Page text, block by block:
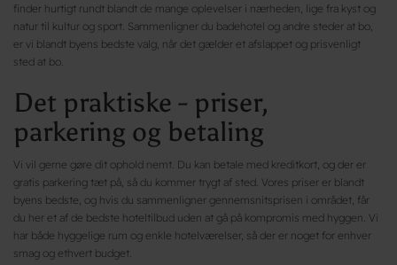
finder hurtigt rundt blandt de mange oplevelser i nærheden, lige fra kyst og
natur til kultur og sport. Sammenligner du badehotel og andre steder at bo,
er vi blandt byens bedste valg, når det gælder et afslappet og prisvenligt
sted at bo.
Det praktiske - priser,
parkering og betaling
Vi vil gerne gøre dit ophold nemt. Du kan betale med kreditkort, og der er
gratis parkering tæt på, så du kommer trygt af sted. Vores priser er blandt
byens bedste, og hvis du sammenligner gennemsnitsprisen i området, får
du her et af de bedste hoteltilbud uden at gå på kompromis med hyggen. Vi
har både hyggelige rum og enkle hotelværelser, så der er noget for enhver
smag og ethvert budget.